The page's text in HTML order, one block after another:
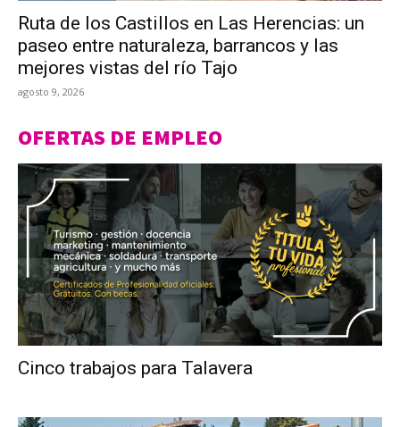
Ruta de los Castillos en Las Herencias: un
paseo entre naturaleza, barrancos y las
mejores vistas del río Tajo
agosto 9, 2026
OFERTAS DE EMPLEO
Cinco trabajos para Talavera